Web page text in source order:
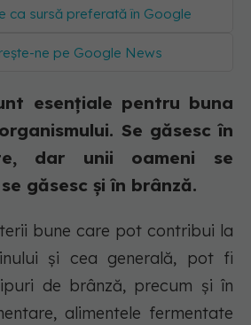
ca sursă preferată în Google
ne pe Google News
esențiale pentru buna
Se găsesc în
dar unii oameni se
găsesc și în brânză.
bune care pot contribui la
și cea generală, pot fi
de brânză, precum și în
alimentele fermentate